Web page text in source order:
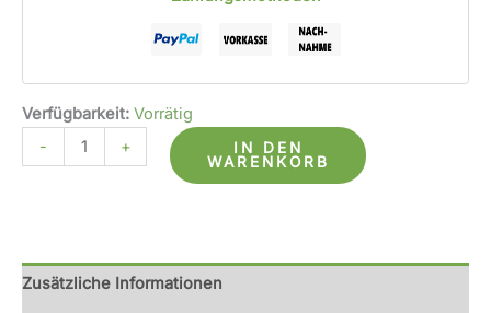
Verfügbarkeit: Vorrätig
-
+
IN DEN
WARENKORB
Zusätzliche Informationen